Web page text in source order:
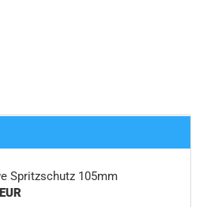
Spritzschutz 105mm